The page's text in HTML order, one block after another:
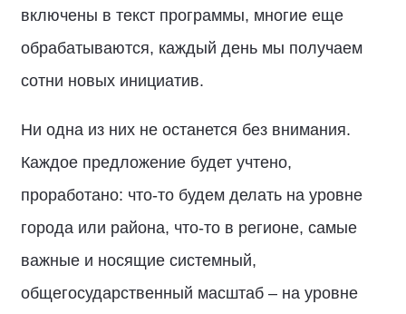
включены в текст программы, многие еще
обрабатываются, каждый день мы получаем
сотни новых инициатив.
Ни одна из них не останется без внимания.
Каждое предложение будет учтено,
проработано: что-то будем делать на уровне
города или района, что-то в регионе, самые
важные и носящие системный,
общегосударственный масштаб – на уровне